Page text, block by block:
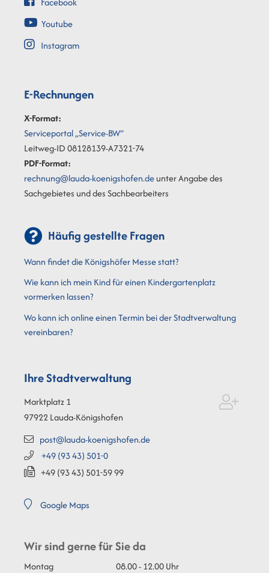
Youtube
Instagram
E-Rechnungen
X-Format:
Serviceportal „Service-BW“
Leitweg-ID 08128139-A7321-74
PDF-Format:
rechnung@lauda-koenigshofen.deunter Angabe des
Sachgebietes und des Sachbearbeiters
Häufig gestellte Fragen
Wann findet die Königshöfer Messe statt?
Wie kann ich mein Kind für einen Kindergartenplatz
vormerken lassen?
Wo kann ich online einen Termin bei der Stadtverwaltung
vereinbaren?
Ihre Stadtverwaltung
Marktplatz 1
97922Lauda-Königshofen
post@lauda-koenigshofen.de
+49 (9343) 501-0
+49 (9343) 501-5999
Google Maps
Wir sind gerne für Sie da
Montag
08.00 - 12.00 Uhr